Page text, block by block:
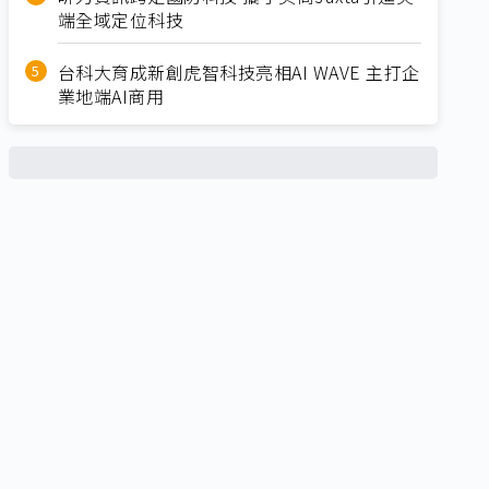
端全域定位科技
台科大育成新創虎智科技亮相AI WAVE 主打企
業地端AI商用